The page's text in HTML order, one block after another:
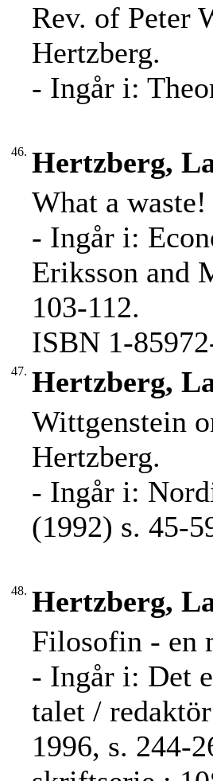
Rev. of Peter
Hertzberg.
- Ingår i:
46. Hertzberg,
What a
- Ingår i:
Eriksson and
103-112.
ISBN 1-
47. Hertzberg,
Wittgenstein
Hertzberg.
- Ingår i:
(1992) s. 45-
48. Hertzberg,
Filosofin - en
- Ingår i: Det
talet /
1996, s. 244-